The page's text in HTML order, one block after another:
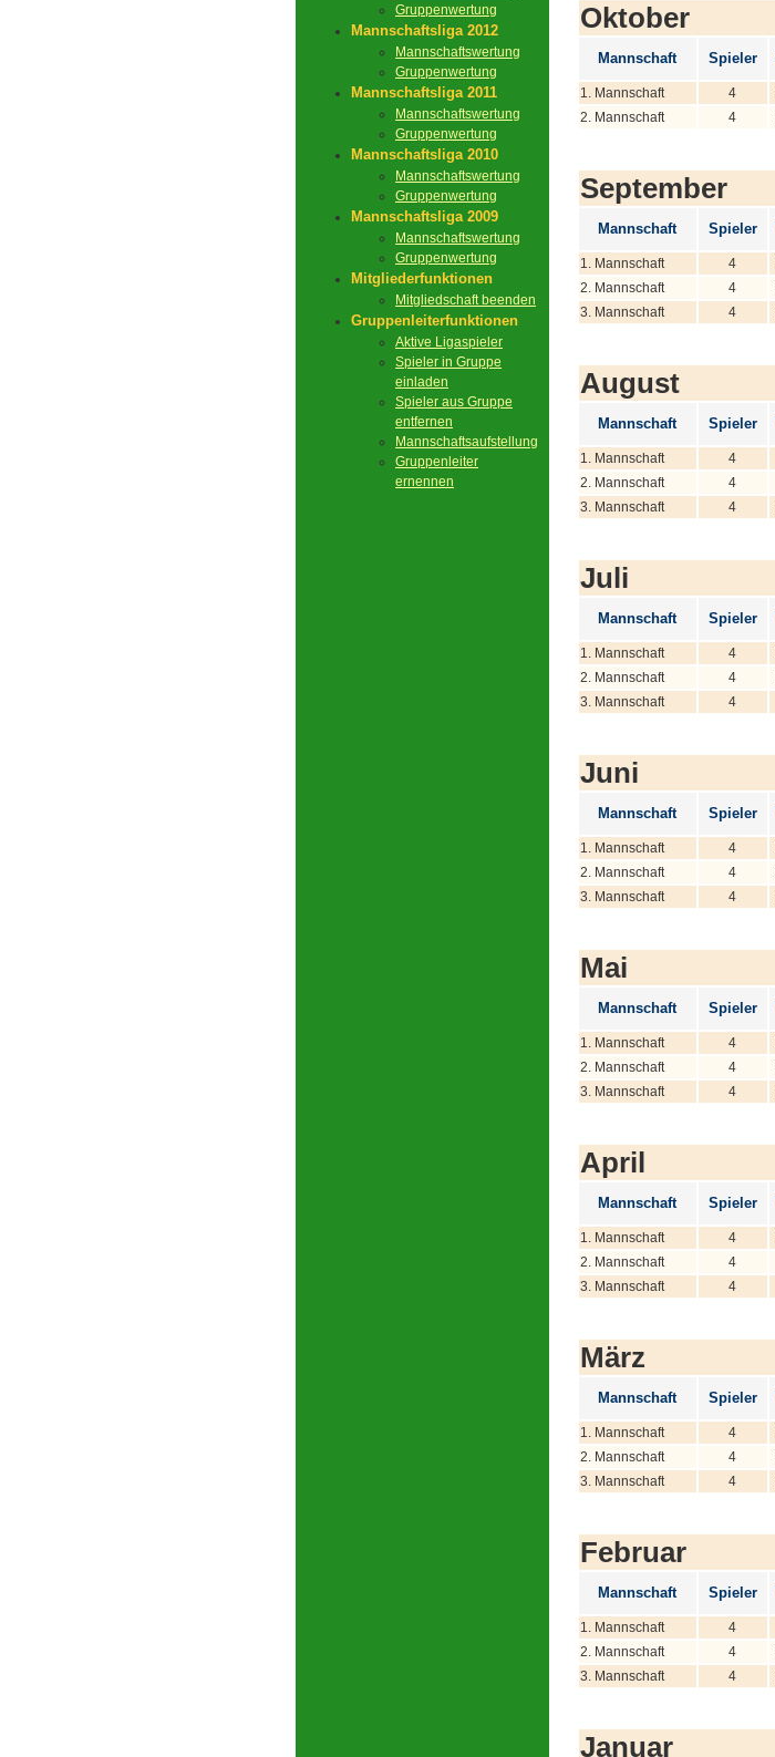
Gruppenwertung
Mannschaftsliga 2012
Mannschaftswertung
Gruppenwertung
Mannschaftsliga 2011
Mannschaftswertung
Gruppenwertung
Mannschaftsliga 2010
Mannschaftswertung
Gruppenwertung
Mannschaftsliga 2009
Mannschaftswertung
Gruppenwertung
Mitgliederfunktionen
Mitgliedschaft beenden
Gruppenleiterfunktionen
Aktive Ligaspieler
Spieler in Gruppe
einladen
Spieler aus Gruppe
entfernen
Mannschaftsaufstellung
Gruppenleiter
ernennen
Oktober
Mannschaft Spieler
1. Mannschaft 4
2. Mannschaft
4
September
Mannschaft Spieler
1. Mannschaft 4
2. Mannschaft
4
3. Mannschaft
4
August
Mannschaft Spieler
1. Mannschaft 4
2. Mannschaft
4
3. Mannschaft
4
Juli
Mannschaft Spieler
1. Mannschaft 4
2. Mannschaft
4
3. Mannschaft
4
Juni
Mannschaft Spieler
1. Mannschaft 4
2. Mannschaft
4
3. Mannschaft
4
Mai
Mannschaft Spieler
1. Mannschaft 4
2. Mannschaft
4
3. Mannschaft
4
April
Mannschaft Spieler
1. Mannschaft 4
2. Mannschaft
4
3. Mannschaft
4
März
Mannschaft Spieler
1. Mannschaft 4
2. Mannschaft
4
3. Mannschaft
4
Februar
Mannschaft Spieler
1. Mannschaft 4
2. Mannschaft
4
3. Mannschaft
4
Januar